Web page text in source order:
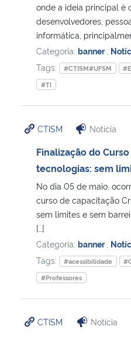
onde a ideia principal é
desenvolvedores,
informática,
Categoria: banner
Tags:
#CTISM#UFSM
#TI
CTISM Notícia
Finalização do
tecnologias: sem
No dia 05 de maio,
curso de capacitação
sem limites e sem
[…]
Categoria: banner
Tags:
#acessibilidade
#Professores
CTISM Notícia